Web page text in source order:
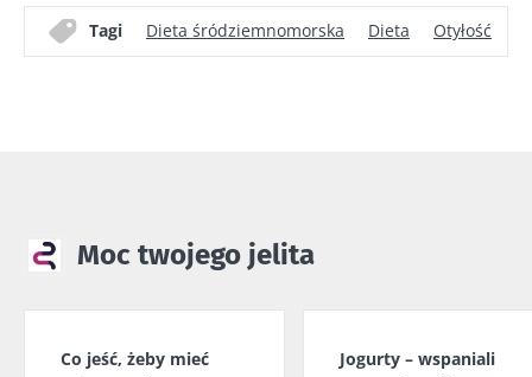
Tagi Dieta śródziemnomorska Dieta Otyłość
Moc twojego jelita
Co jeść, żeby mieć
Jogurty – wspaniali